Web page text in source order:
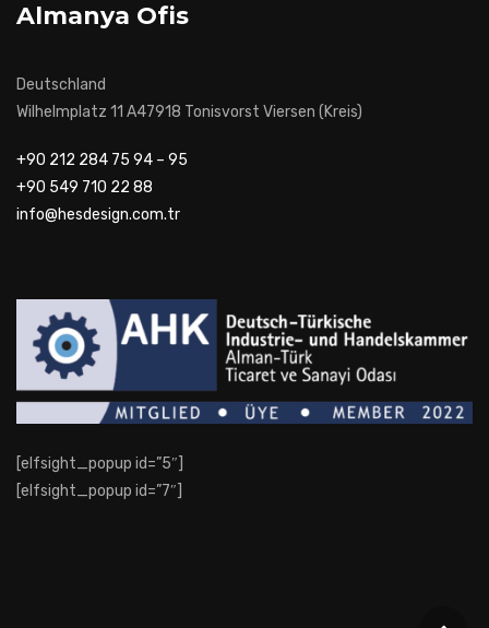
Almanya Ofis
Deutschland
Wilhelmplatz 11 A47918 Tonisvorst Viersen (Kreis)
+90 212 284 75 94 – 95
+90 549 710 22 88
info@hesdesign.com.tr
[elfsight_popup id=”5″]
[elfsight_popup id=”7″]